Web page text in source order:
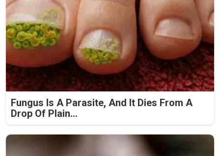
Fungus Is A Parasite, And It Dies From A
Drop Of Plain...